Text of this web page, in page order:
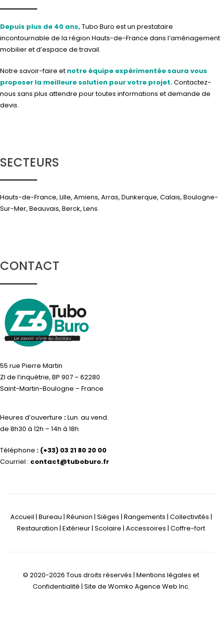
Depuis plus de 40 ans, Tubo Buro est un prestataire
incontournable de la région Hauts-de-France dans l’aménagement
mobilier et d’espace de travail.
Notre savoir-faire et notre équipe expérimentée saura vous
proposer la meilleure solution pour votre projet.Contactez-
nous sans plus attendre pour toutes informations et demande de
devis.
SECTEURS
Hauts-de-France, Lille, Amiens, Arras, Dunkerque, Calais, Boulogne-
Sur-Mer, Beauvais, Berck, Lens.
CONTACT
55 rue Pierre Martin
ZI de l’inquétrie, BP 907 – 62280
Saint-Martin-Boulogne – France
Heures d’ouverture :Lun. au vend.
de 8h30 à 12h – 14h à 18h
Téléphone : (+33) 03 21 80 20 00
Courriel : contact@tuboburo.fr
Accueil | Bureau | Réunion | Sièges | Rangements | Collectivités |
Restauration | Extérieur | Scolaire | Accessoires | Coffre-fort
© 2020-2026 Tous droits réservés | Mentions légales et
Confidentialité | Site de Womko Agence Web Inc.